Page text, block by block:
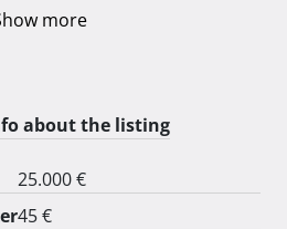
more
about the listing
25.000 €
45 €